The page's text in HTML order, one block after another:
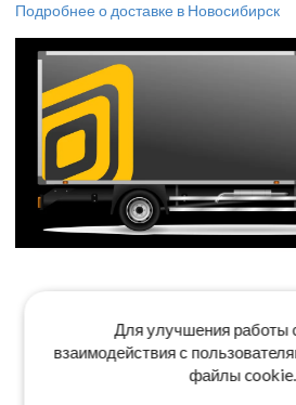
Подробнее о доставке в Новосибирск
Для улучшения работы
взаимодействия с
файлы cookie.